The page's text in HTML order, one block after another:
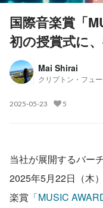
国際音楽賞「
初の授賞式に
Mai Shirai
クリプトン・フュ
2025-05-23 5
当社が展開するバー
2025年5月22日（木
楽賞 「MUSIC